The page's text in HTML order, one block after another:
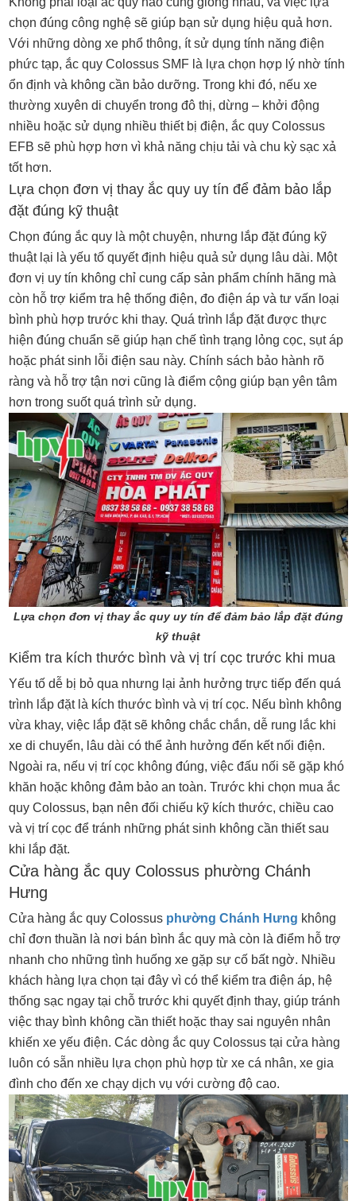
chọn đúng công nghệ sẽ giúp bạn sử dụng hiệu quả hơn.
Với những dòng xe phổ thông, ít sử dụng tính năng điện
phức tạp, ắc quy Colossus SMF là lựa chọn hợp lý nhờ tính
ổn định và không cần bảo dưỡng. Trong khi đó, nếu xe
thường xuyên di chuyển trong đô thị, dừng – khởi động
nhiều hoặc sử dụng nhiều thiết bị điện, ắc quy Colossus
EFB sẽ phù hợp hơn vì khả năng chịu tải và chu kỳ sạc xả
tốt hơn.
Lựa chọn đơn vị thay ắc quy uy tín để đảm bảo lắp
đặt đúng kỹ thuật
Chọn đúng ắc quy là một chuyện, nhưng lắp đặt đúng kỹ
thuật lại là yếu tố quyết định hiệu quả sử dụng lâu dài. Một
đơn vị uy tín không chỉ cung cấp sản phẩm chính hãng mà
còn hỗ trợ kiểm tra hệ thống điện, đo điện áp và tư vấn loại
bình phù hợp trước khi thay. Quá trình lắp đặt được thực
hiện đúng chuẩn sẽ giúp hạn chế tình trạng lỏng cọc, sụt áp
hoặc phát sinh lỗi điện sau này. Chính sách bảo hành rõ
ràng và hỗ trợ tận nơi cũng là điểm cộng giúp bạn yên tâm
hơn trong suốt quá trình sử dụng.
Lựa chọn đơn vị thay ắc quy uy tín để đảm bảo lắp đặt đúng
kỹ thuật
Kiểm tra kích thước bình và vị trí cọc trước khi mua
Yếu tố dễ bị bỏ qua nhưng lại ảnh hưởng trực tiếp đến quá
trình lắp đặt là kích thước bình và vị trí cọc. Nếu bình không
vừa khay, việc lắp đặt sẽ không chắc chắn, dễ rung lắc khi
xe di chuyển, lâu dài có thể ảnh hưởng đến kết nối điện.
Ngoài ra, nếu vị trí cọc không đúng, việc đấu nối sẽ gặp khó
khăn hoặc không đảm bảo an toàn. Trước khi chọn mua ắc
quy Colossus, bạn nên đối chiếu kỹ kích thước, chiều cao
và vị trí cọc để tránh những phát sinh không cần thiết sau
khi lắp đặt.
Cửa hàng ắc quy Colossus phường Chánh
Hưng
Cửa hàng ắc quy Colossus phường Chánh Hưng không
chỉ đơn thuần là nơi bán bình ắc quy mà còn là điểm hỗ trợ
nhanh cho những tình huống xe gặp sự cố bất ngờ. Nhiều
khách hàng lựa chọn tại đây vì có thể kiểm tra điện áp, hệ
thống sạc ngay tại chỗ trước khi quyết định thay, giúp tránh
việc thay bình không cần thiết hoặc thay sai nguyên nhân
khiến xe yếu điện. Các dòng ắc quy Colossus tại cửa hàng
luôn có sẵn nhiều lựa chọn phù hợp từ xe cá nhân, xe gia
đình cho đến xe chạy dịch vụ với cường độ cao.